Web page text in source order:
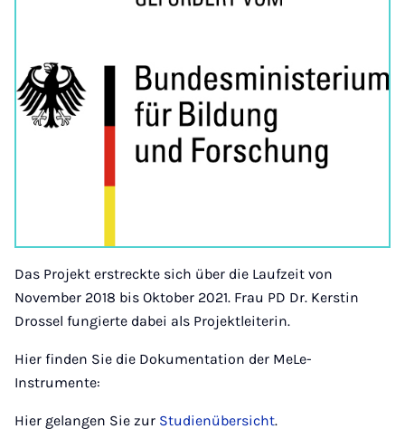
Das Projekt erstreckte sich über die Laufzeit von
November 2018 bis Oktober 2021. Frau PD Dr. Kerstin
Drossel fungierte dabei als Projektleiterin.
Hier finden Sie die Dokumentation der MeLe-
Instrumente:
Hier gelangen Sie zur Studienübersicht.